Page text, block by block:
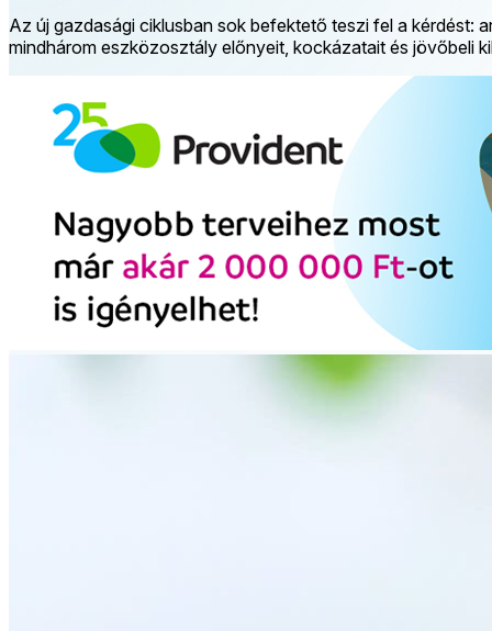
Az új gazdasági ciklusban sok befektető teszi fel a kérdést:
mindhárom eszközosztály előnyeit, kockázatait és jövőbeli